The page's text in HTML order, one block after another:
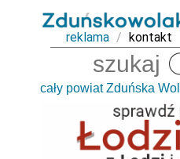
reklama / kontakt